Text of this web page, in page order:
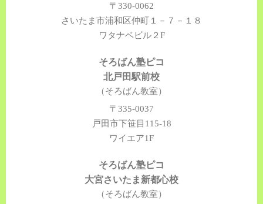
〒330-0062
さいたま市浦和区仲町１－７－１８
ワタナベビル２F
そろばん塾ピコ
北戸田駅前校
（そろばん教室）
〒335-0037
戸田市下笹目115-18
ワイエア1F
そろばん塾ピコ
大宮さいたま新都心校
（そろばん教室）